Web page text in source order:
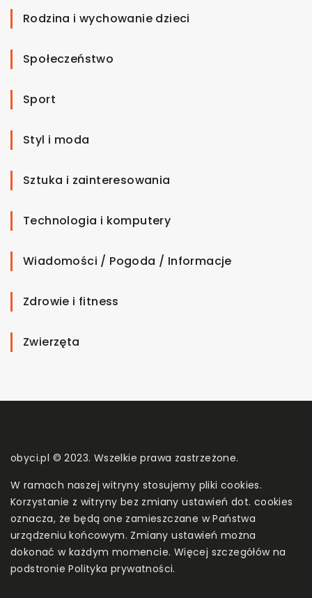
Rodzina i wychowanie dzieci
Społeczeństwo
Sport
Styl i moda
Sztuka i zainteresowania
Technologia i komputery
Wiadomości / Pogoda / Informacje
Zdrowie i fitness
Zwierzęta
obyci.pl © 2023. Wszelkie prawa zastrzeżone.
W ramach naszej witryny stosujemy pliki cookies.
Korzystanie z witryny bez zmiany ustawień dot. cookies
oznacza, że będą one zamieszczane w Państwa
urządzeniu końcowym. Zmiany ustawień można
dokonać w każdym momencie. Więcej szczegółów na
podstroniePolityka prywatności.